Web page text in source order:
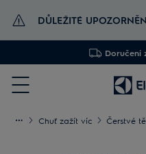
DŮLEŽITÉ
Doručení
Menu
Chuť zažít víc Čerstvé